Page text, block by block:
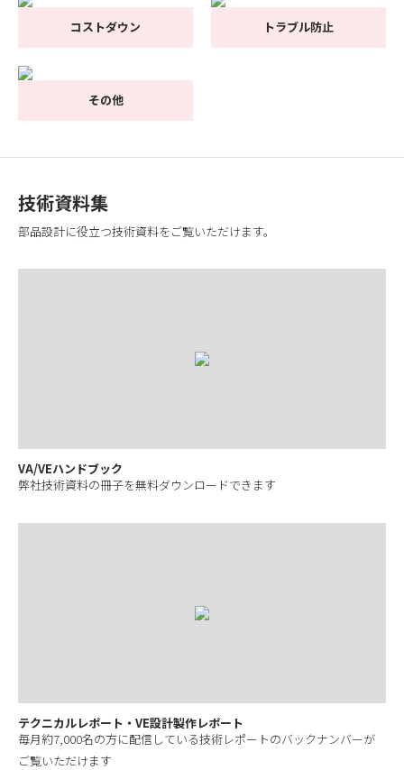
コストダウン トラブル防止
その他
技術資料集
部品設計に役立つ技術資料をご覧いただけます。
VA/VEハンドブック
弊社技術資料の冊子を無料ダウンロードできます
テクニカルレポート・VE設計製作レポート
毎月約7,000名の方に配信している技術レポートのバックナンバーが
ご覧いただけます